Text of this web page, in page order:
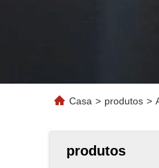
Casa > produtos >
produtos